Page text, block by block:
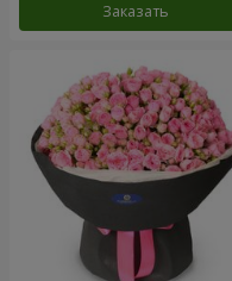
Заказать